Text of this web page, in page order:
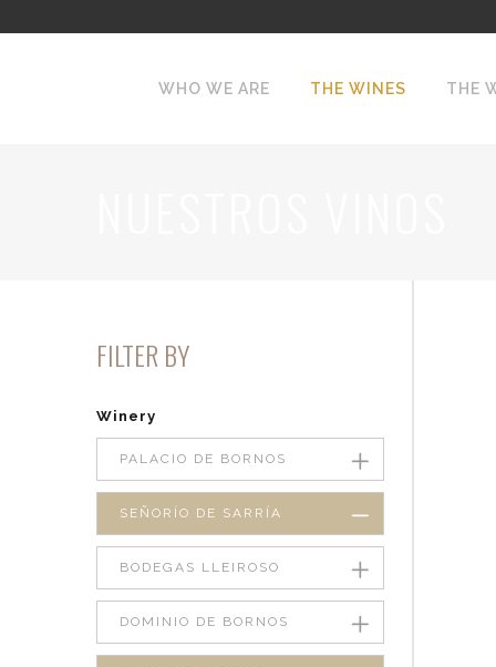
WHO WE ARE THE WINES THE
FILTER BY
Winery
PALACIO DE BORNOS
SEÑORÍO DE SARRÍA
BODEGAS LLEIROSO
DOMINIO DE BORNOS